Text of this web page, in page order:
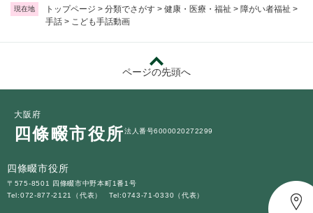
現在地 トップページ > 分類でさがす > 健康・医療・福祉 > 障がい者福祉 >
手話 > こども手話動画
ページの先頭へ
大阪府
四條畷市役所法人番号6000020272299
四條畷市役所
〒575-8501 四條畷市中野本町1番1号
Tel:072-877-2121（代表）
Tel:0743-71-0330（代表）